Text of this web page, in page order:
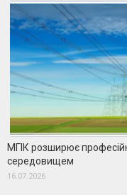
МГІК розширює
середовищем
16.07.2026